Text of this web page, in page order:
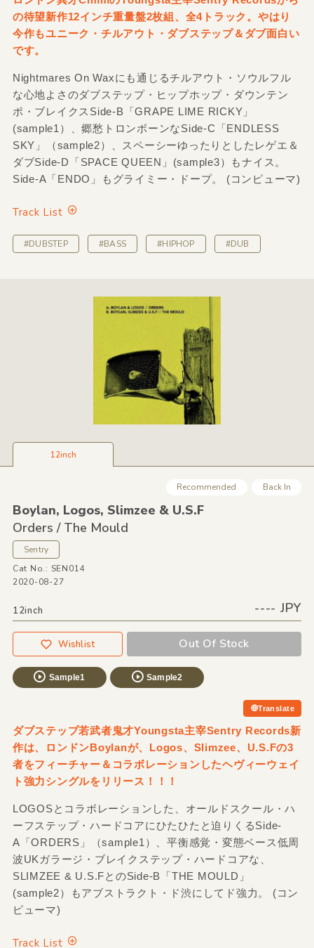
の待望新作12インチ重量盤2枚組、全4トラック。やはり
今作もユニーク・チルアウト・ダブステップ＆ダブ面白い
です。
Nightmares On Waxにも通じるチルアウト・ソウルフル
な心地よさのダブステップ・ヒップホップ・ダウンテン
ポ・ブレイクスSide-B「GRAPE LIME RICKY」
(sample1）、郷愁トロンボーンなSide-C「ENDLESS
SKY」（sample2）、スペーシーゆったりとしたレゲエ＆
ダブSide-D「SPACE QUEEN」(sample3）もナイス。
Side-A「ENDO」もグライミー・ドープ。 (コンピューマ)
Track List
#DUBSTEP #BASS #HIPHOP #DUB
12inch
Recommended Back In
Boylan, Logos, Slimzee &U.S.F
Orders /The Mould
Sentry
Cat No.: SEN014
2020-08-27
12inch ---- JPY
Wishlist Out Of Stock
Sample1 Sample2
Translate
ダブステップ若武者鬼才Youngsta主宰Sentry Records新
作は、ロンドンBoylanが、Logos、Slimzee、U.S.Fの3
者をフィーチャー＆コラボレーションしたヘヴィーウェイ
ト強力シングルをリリース！！！
LOGOSとコラボレーションした、オールドスクール・ハ
ーフステップ・ハードコアにひたひたと迫りくるSide-
A「ORDERS」（sample1）、平衡感覚・変態ベース低周
波UKガラージ・ブレイクステップ・ハードコアな、
SLIMZEE & U.S.FとのSide-B「THE MOULD」
(sample2）もアブストラクト・ド渋にしてド強力。 (コン
ピューマ)
Track List